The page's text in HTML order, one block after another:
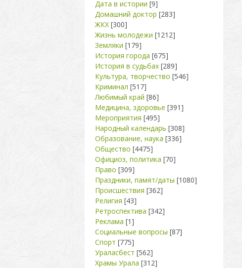
Дата в истории [9]
Домашний доктор [283]
ЖКХ [300]
Жизнь молодежи [1212]
Земляки [179]
История города [675]
История в судьбах [289]
Культура, творчество [546]
Криминал [517]
Любимый край [86]
Медицина, здоровье [391]
Мероприятия [495]
Народный календарь [308]
Образование, наука [336]
Общество [4475]
Официоз, политика [70]
Право [309]
Праздники, памят/даты [1080]
Происшествия [362]
Религия [43]
Ретроспектива [342]
Реклама [1]
Социальные вопросы [87]
Спорт [775]
Ураласбест [562]
Храмы Урала [312]